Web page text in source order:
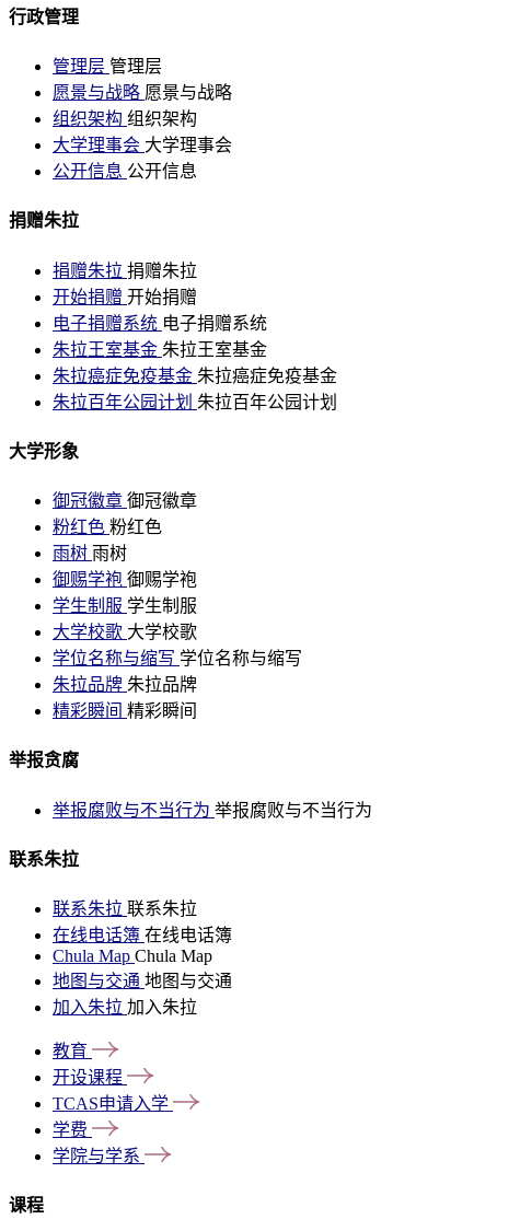
行政管理
管理层 管理层
愿景与战略 愿景与战略
组织架构 组织架构
大学理事会 大学理事会
公开信息 公开信息
捐赠朱拉
捐赠朱拉 捐赠朱拉
开始捐赠 开始捐赠
电子捐赠系统 电子捐赠系统
朱拉王室基金 朱拉王室基金
朱拉癌症免疫基金 朱拉癌症免疫基金
朱拉百年公园计划 朱拉百年公园计划
大学形象
御冠徽章 御冠徽章
粉红色 粉红色
雨树 雨树
御赐学袍 御赐学袍
学生制服 学生制服
大学校歌 大学校歌
学位名称与缩写 学位名称与缩写
朱拉品牌 朱拉品牌
精彩瞬间 精彩瞬间
举报贪腐
举报腐败与不当行为 举报腐败与不当行为
联系朱拉
联系朱拉 联系朱拉
在线电话簿 在线电话簿
Chula Map Chula Map
地图与交通 地图与交通
加入朱拉 加入朱拉
教育
开设课程
TCAS申请入学
学费
学院与学系
课程